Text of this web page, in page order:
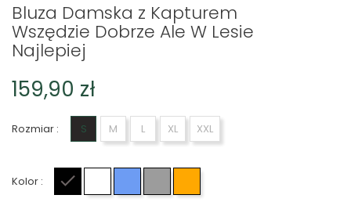
Bluza Damska z Kapturem
Wszędzie Dobrze Ale W Lesie
Najlepiej
159,90 zł
Rozmiar : S M L XL XXL
Kolor :